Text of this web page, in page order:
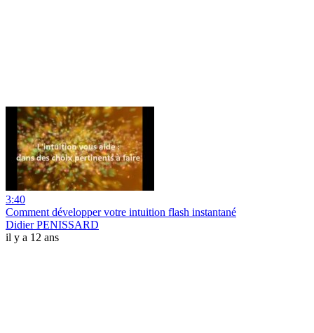
3:40
Comment développer votre intuition flash instantané
Didier PENISSARD
il y a 12 ans